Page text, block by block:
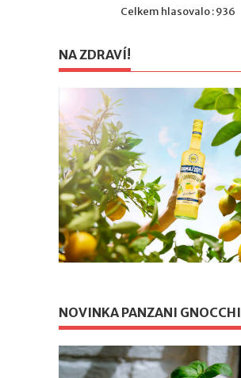
Celkem hlasovalo : 936
NA ZDRAVÍ!
NOVINKA PANZANI GNOCCHI